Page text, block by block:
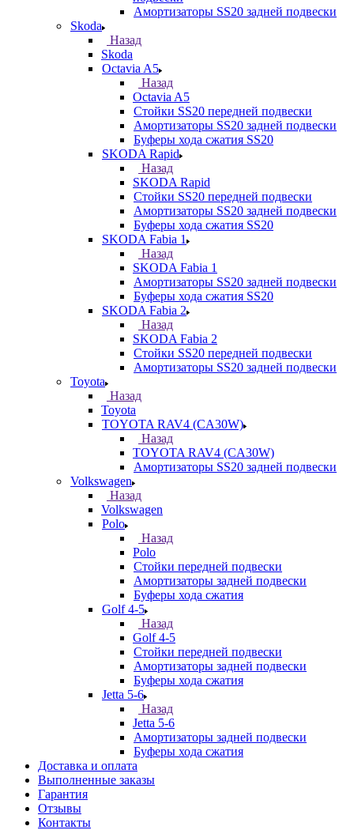
Амортизаторы SS20 задней подвески
Skoda
Назад
Skoda
Octavia A5
Назад
Octavia A5
Стойки SS20 передней подвески
Амортизаторы SS20 задней подвески
Буферы хода сжатия SS20
SKODA Rapid
Назад
SKODA Rapid
Стойки SS20 передней подвески
Амортизаторы SS20 задней подвески
Буферы хода сжатия SS20
SKODA Fabia 1
Назад
SKODA Fabia 1
Амортизаторы SS20 задней подвески
Буферы хода сжатия SS20
SKODA Fabia 2
Назад
SKODA Fabia 2
Стойки SS20 передней подвески
Амортизаторы SS20 задней подвески
Toyota
Назад
Toyota
TOYOTA RAV4 (CA30W)
Назад
TOYOTA RAV4 (CA30W)
Амортизаторы SS20 задней подвески
Volkswagen
Назад
Volkswagen
Polo
Назад
Polo
Стойки передней подвески
Амортизаторы задней подвески
Буферы хода сжатия
Golf 4-5
Назад
Golf 4-5
Стойки передней подвески
Амортизаторы задней подвески
Буферы хода сжатия
Jetta 5-6
Назад
Jetta 5-6
Амортизаторы задней подвески
Буферы хода сжатия
Доставка и оплата
Выполненные заказы
Гарантия
Отзывы
Контакты